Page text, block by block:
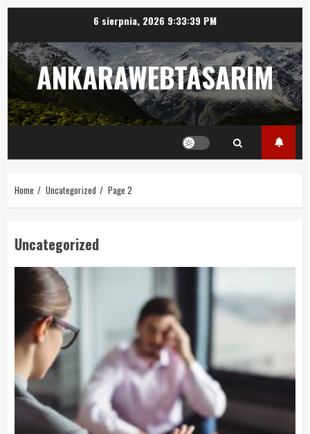
content
6 sierpnia, 2026 9:33:40 PM
ANKARAWEBTASARIM
Home Uncategorized Page 2
Uncategorized